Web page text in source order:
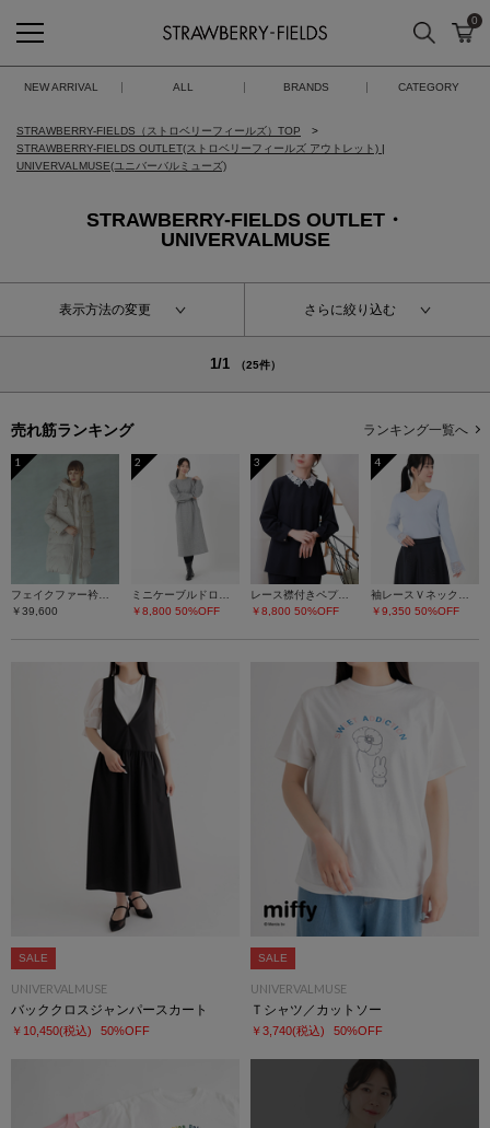
STRAWBERRY-FIELDS
検索 カ
0
NEW ARRIVAL ALL BRANDS CATEGORY
STRAWBERRY-FIELDS（ストロベリーフィールズ）TOP
STRAWBERRY-FIELDS OUTLET(ストロベリーフィールズ アウトレット) |
UNIVERVALMUSE(ユニバーバルミューズ)
STRAWBERRY-FIELDS OUTLET・
UNIVERVALMUSE
表示方法の変更 さらに絞り込む
1/1 （25件）
売れ筋ランキング ランキング一覧へ
1
フェイクファー衿ダウンコート
￥39,600
2
ミニケーブルドロストワンピース
￥8,800 50%OFF
3
レース襟付きペプラムプルオーバー
￥8,800 50%OFF
4
袖レースＶネックニット
￥9,350 50%OFF
SALE
UNIVERVALMUSE
バッククロスジャンパースカート
￥10,450(税込) 50%OFF
SALE
UNIVERVALMUSE
Ｔシャツ／カットソー
￥3,740(税込) 50%OFF